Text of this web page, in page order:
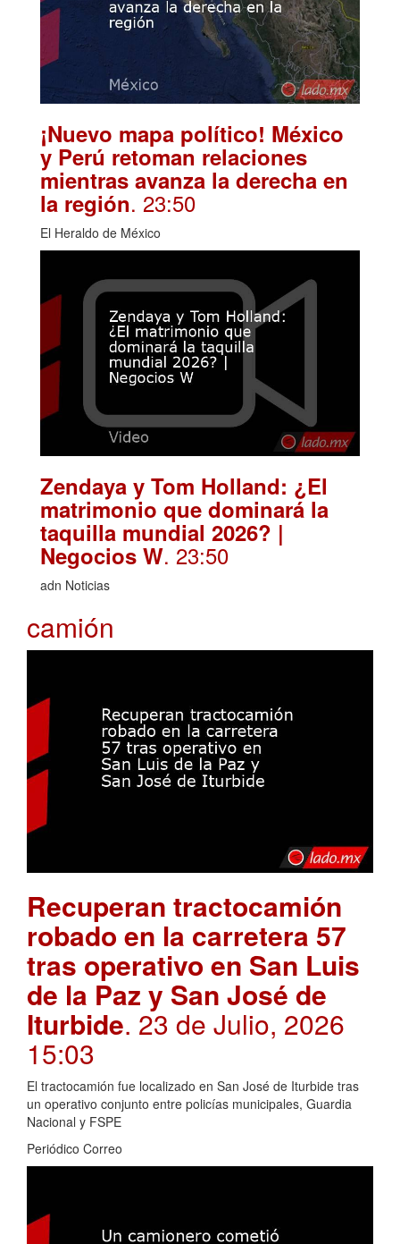
¡Nuevo mapa político! México
y Perú retoman relaciones
mientras avanza la derecha en
la región. 23:50
El Heraldo de México
Zendaya y Tom Holland: ¿El
matrimonio que dominará la
taquilla mundial 2026? |
Negocios W. 23:50
adn Noticias
camión
Recuperan tractocamión
robado en la carretera 57
tras operativo en San Luis
de la Paz y San José de
Iturbide. 23 de Julio, 2026
15:03
El tractocamión fue localizado en San José de Iturbide tras
un operativo conjunto entre policías municipales, Guardia
Nacional y FSPE
Periódico Correo